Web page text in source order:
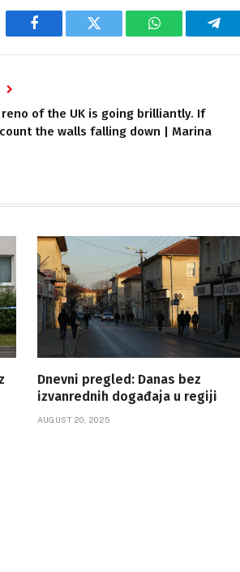
Facebook Twitter WhatsApp
reno of the UK is going brilliantly. If
the walls falling down | Marina
Dnevni pregled: Danas bez
izvanrednih događaja u regiji
AUGUST 20, 2025